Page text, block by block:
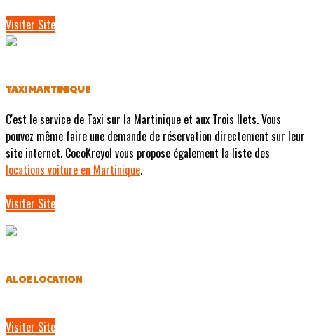
Visiter Site
TAXI MARTINIQUE
C'est le service de Taxi sur la Martinique et aux Trois Ilets. Vous
pouvez même faire une demande de réservation directement sur leur
site internet. CocoKreyol vous propose également la liste des
locations voiture en Martinique.
Visiter Site
ALOE LOCATION
Visiter Site